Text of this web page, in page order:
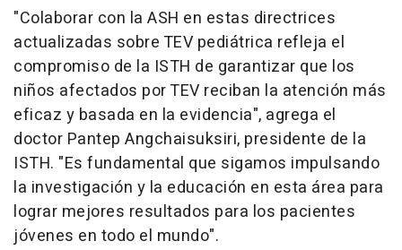
"Colaborar con la ASH en estas directrices
actualizadas sobre TEV pediátrica refleja el
compromiso de la ISTH de garantizar que los
niños afectados por TEV reciban la atención más
eficaz y basada en la evidencia", agrega el
doctor Pantep Angchaisuksiri, presidente de la
ISTH. "Es fundamental que sigamos impulsando
la investigación y la educación en esta área para
lograr mejores resultados para los pacientes
jóvenes en todo el mundo".